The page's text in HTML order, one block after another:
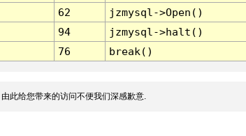
62
jzmysql->Open()
94
jzmysql->halt()
76 break()
此给您带来的访问不便我们深感歉意.